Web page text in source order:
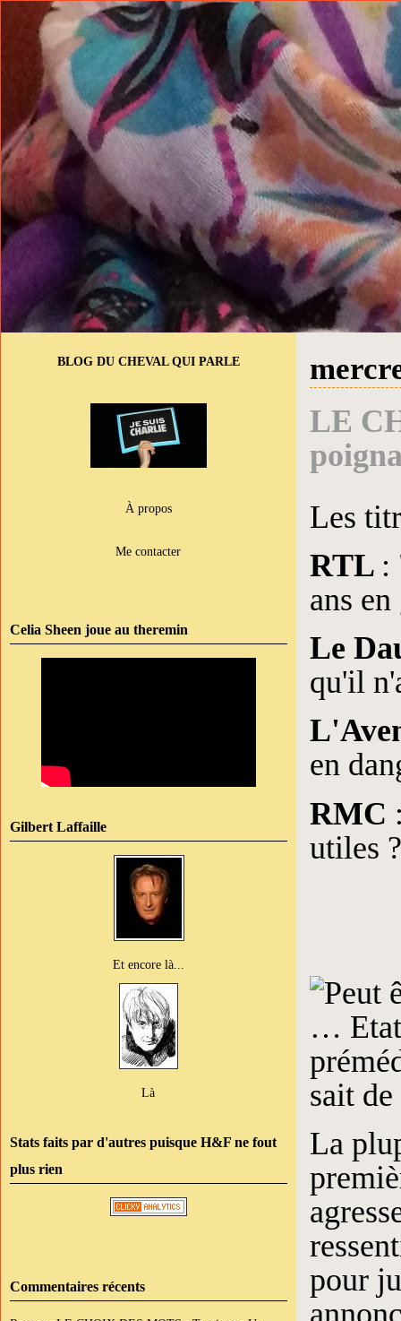
BLOG DU CHEVAL QUI PARLE
À propos
Me contacter
Celia Sheen joue au theremin
Gilbert Laffaille
Et encore là...
Là
Stats faits par d'autres puisque H&F ne fout
plus rien
Commentaires récents
LE
Les
RTL :
ans
Le
qu'il
en
RMC
utiles ?
La
pour